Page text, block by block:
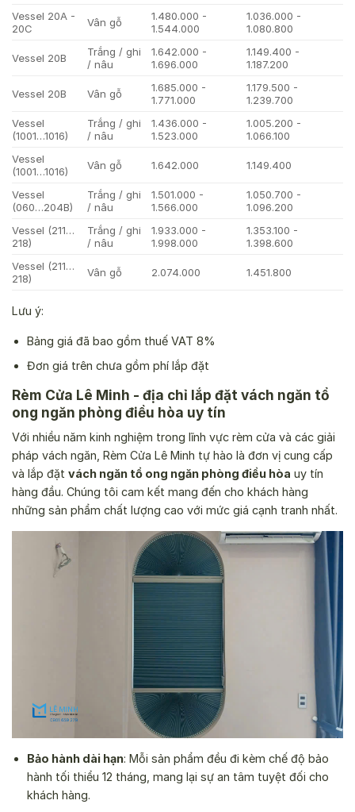
Vessel 20A -
20C
Vân gỗ
1.480.000 -
1.544.000
1.036.000 -
1.080.800
Vessel 20B
Trắng / ghi
/ nâu
1.642.000 -
1.696.000
1.149.400 -
1.187.200
Vessel 20B Vân gỗ
1.685.000 -
1.771.000
1.179.500 -
1.239.700
Vessel
(1001…1016)
Trắng / ghi
/ nâu
1.436.000 -
1.523.000
1.005.200 -
1.066.100
Vessel
(1001…1016)
Vân gỗ 1.642.000 1.149.400
Vessel
(060…204B)
Trắng / ghi
/ nâu
1.501.000 -
1.566.000
1.050.700 -
1.096.200
Vessel (211…
218)
Trắng / ghi
/ nâu
1.933.000 -
1.998.000
1.353.100 -
1.398.600
Vessel (211…
218)
Vân gỗ 2.074.000 1.451.800
Lưu ý:
Bảng giá đã bao gồm thuế VAT 8%
Đơn giá trên chưa gồm phí lắp đặt
Rèm Cửa Lê Minh - địa chỉ lắp đặt vách ngăn tổ
ong ngăn phòng điều hòa uy tín
Với nhiều năm kinh nghiệm trong lĩnh vực rèm cửa và các giải
pháp vách ngăn, Rèm Cửa Lê Minh tự hào là đơn vị cung cấp
và lắp đặt vách ngăn tổ ong ngăn phòng điều hòa uy tín
hàng đầu. Chúng tôi cam kết mang đến cho khách hàng
những sản phẩm chất lượng cao với mức giá cạnh tranh nhất.
Bảo hành dài hạn: Mỗi sản phẩm đều đi kèm chế độ bảo
hành tối thiểu 12 tháng, mang lại sự an tâm tuyệt đối cho
khách hàng.